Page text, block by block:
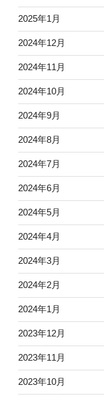
2025年1月
2024年12月
2024年11月
2024年10月
2024年9月
2024年8月
2024年7月
2024年6月
2024年5月
2024年4月
2024年3月
2024年2月
2024年1月
2023年12月
2023年11月
2023年10月